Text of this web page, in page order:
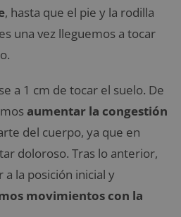
, hasta que el pie y la rodilla
una vez lleguemos a tocar
a 1 cm de tocar el suelo. De
aumentar la congestión
del cuerpo, ya que en
doloroso. Tras lo anterior,
la posición inicial y
movimientos con la